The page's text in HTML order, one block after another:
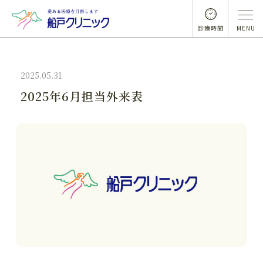
診療時間 MENU
2025.05.31
2025年6月担当外来表